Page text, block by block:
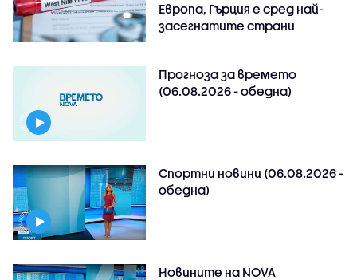
Европа, Гърция е сред най-
засегнатите страни
Прогноза за времето
(06.08.2026 - обедна)
Спортни новини (06.08.2026 -
обедна)
Новините на NOVA